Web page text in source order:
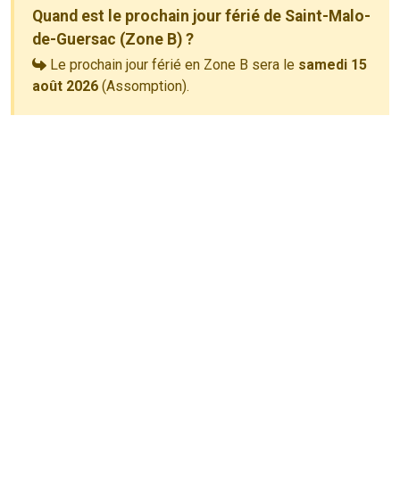
Quand est le prochain jour férié de Saint-Malo-
de-Guersac (Zone B) ?
Le prochain jour férié en Zone B sera le samedi 15
août 2026 (Assomption).